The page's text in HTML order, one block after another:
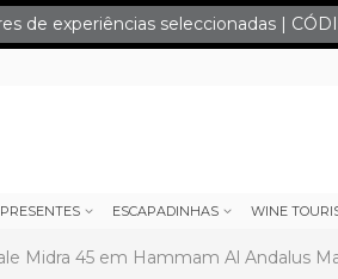
de experiências seleccionadas |
ESCAPADINHAS WINE
Midra 45 em Hammam Al Andalus